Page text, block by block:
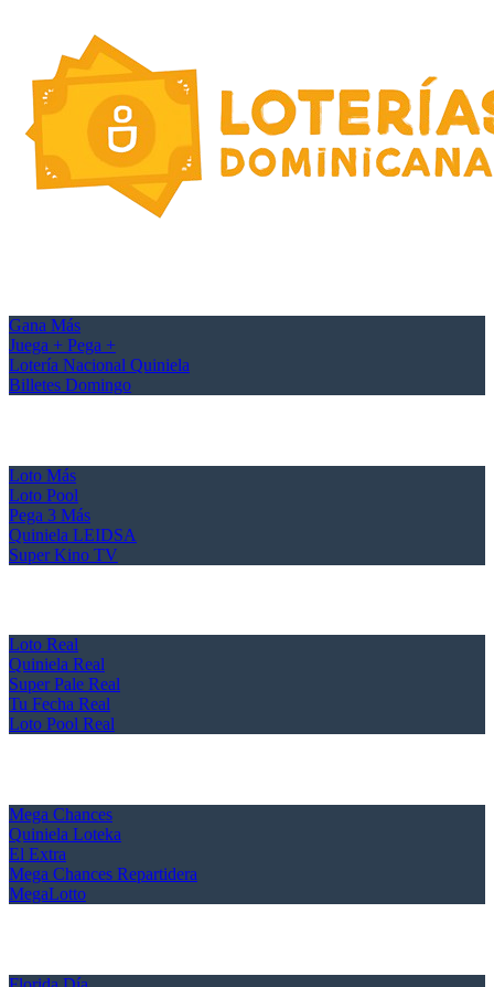
Gana Más
Juega + Pega +
Lotería Nacional Quiniela
Billetes Domingo
Loto Más
Loto Pool
Pega 3 Más
Quiniela LEIDSA
Super Kino TV
Loto Real
Quiniela Real
Super Pale Real
Tu Fecha Real
Loto Pool Real
Mega Chances
Quiniela Loteka
El Extra
Mega Chances Repartidera
MegaLotto